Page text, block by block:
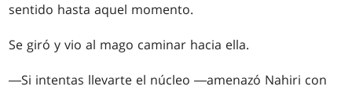
sentido hasta aquel momento.
Se giró y vio al mago caminar hacia ella.
―Si intentas llevarte el núcleo ―amenazó Nahiri con